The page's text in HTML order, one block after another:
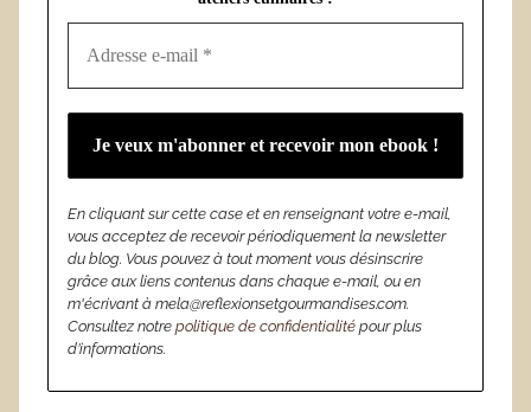
En cliquant sur cette case et en renseignant votre e-mail,
vous acceptez de recevoir périodiquement la newsletter
du blog. Vous pouvez à tout moment vous désinscrire
grâce aux liens contenus dans chaque e-mail, ou en
m'écrivant à mela@reflexionsetgourmandises.com.
Consultez notre politique de confidentialité pour plus
d’informations.